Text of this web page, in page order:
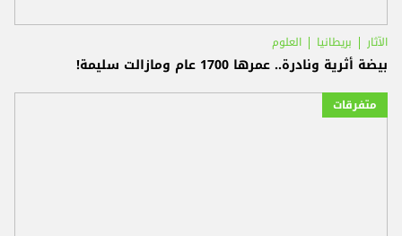
الآثار بريطانيا العلوم
بيضة أثرية ونادرة.. عمرها 1700 عام ومازالت سليمة!
متفرقات